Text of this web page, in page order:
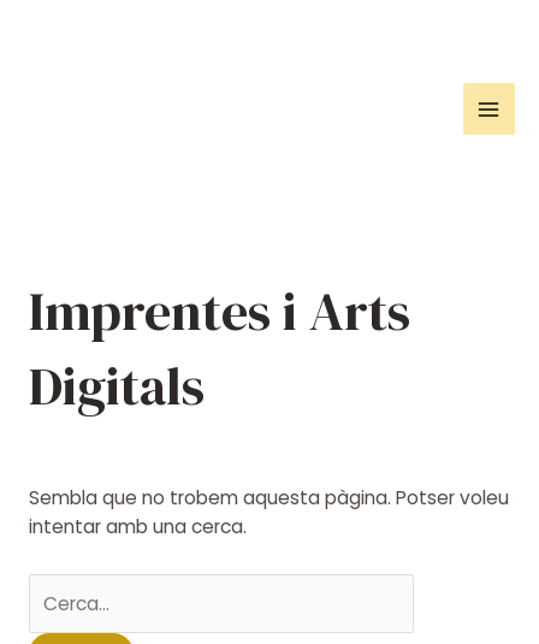
Imprentes i Arts
Digitals
Sembla que no trobem aquesta pàgina. Potser voleu
intentar amb una cerca.